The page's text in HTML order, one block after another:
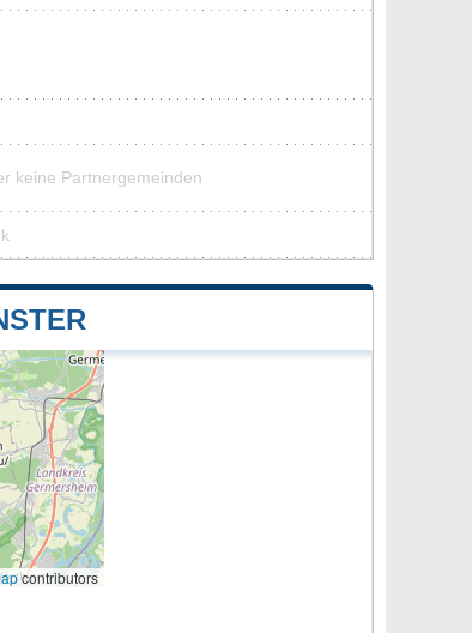
keine Partnergemeinden
contributors